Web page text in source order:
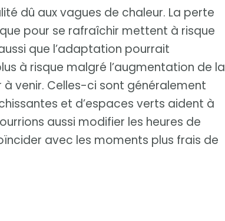
dû aux vagues de chaleur. La perte
pour se rafraîchir mettent à risque
que l’adaptation pourrait
à risque malgré l’augmentation de la
venir. Celles-ci sont généralement
et d’espaces verts aident à
aussi modifier les heures de
avec les moments plus frais de